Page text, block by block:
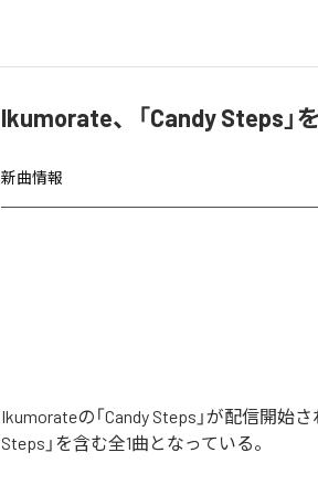
Ikumorate、「Candy Steps」
新曲情報
Ikumorateの「Candy Steps」が配信開始
Steps」を含む全1曲となっている。